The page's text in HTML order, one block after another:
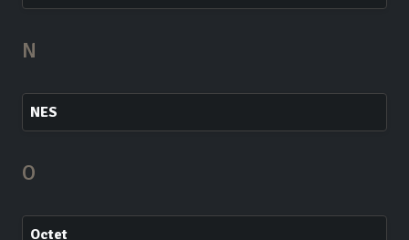
N
NES
O
Octet